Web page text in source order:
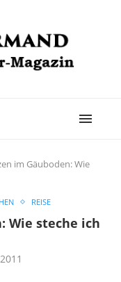
im Gäuboden: Wie
REISE
Wie steche ich